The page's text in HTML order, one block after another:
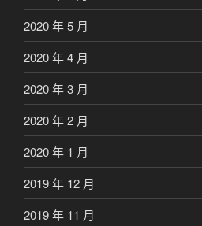
2020 年 5 月
2020 年 4 月
2020 年 3 月
2020 年 2 月
2020 年 1 月
2019 年 12 月
2019 年 11 月